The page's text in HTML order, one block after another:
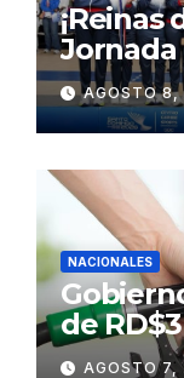
¡Reinas
Jornada
AGOSTO 8,
NACIONALES
de
AGOSTO